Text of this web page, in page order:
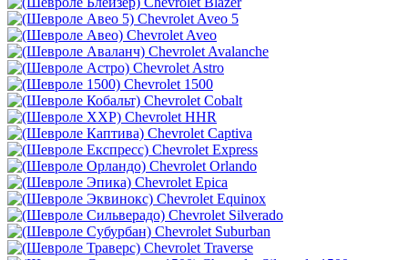
Chevrolet Aveo 5
Chevrolet Aveo
Chevrolet Avalanche
Chevrolet Astro
Chevrolet 1500
Chevrolet Cobalt
Chevrolet HHR
Chevrolet Captiva
Chevrolet Express
Chevrolet Orlando
Chevrolet Epica
Chevrolet Equinox
Chevrolet Silverado
Chevrolet Suburban
Chevrolet Traverse